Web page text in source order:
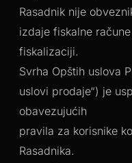
Rasadnik nije
izdaje fiskalne
fiskalizaciji.
Svrha Opštih uslova
uslovi prodaje“) je
obavezujućih
pravila za korisnike
Rasadnika.